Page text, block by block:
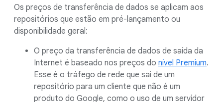
Os preços de transferência de dados se aplicam aos
repositórios que estão em pré-lançamento ou
disponibilidade geral:
O preço da transferência de dados de saída da
Internet é baseado nos preços do nível Premium.
Esse é o tráfego de rede que sai de um
repositório para um cliente que não é um
produto do Google, como o uso de um servidor